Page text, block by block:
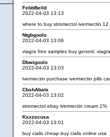
FebbBeild
2022-04-03 13:13
where to buy stromectol ivermectin 12
Ntgbgoolo
2022-04-03 13:06
viagra free samples buy generic viagra
Dbwigoolo
2022-04-03 13:03
ivermectin purchase ivermectin pills
CbshAbats
2022-04-03 13:02
stromectol ebay ivermectin cream 1%
Kxxzscusa
2022-04-03 13:01
buy cialis cheap buy cialis online usa